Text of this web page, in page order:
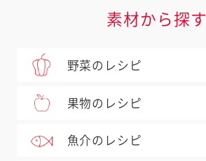
素材から探す
野菜のレシピ
果物のレシピ
魚介のレシピ